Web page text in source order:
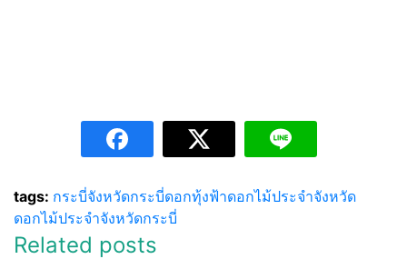
tags: กระบี่จังหวัดกระบี่ดอกทุ้งฟ้าดอกไม้ประจำจังหวัด
ดอกไม้ประจำจังหวัดกระบี่
Related posts